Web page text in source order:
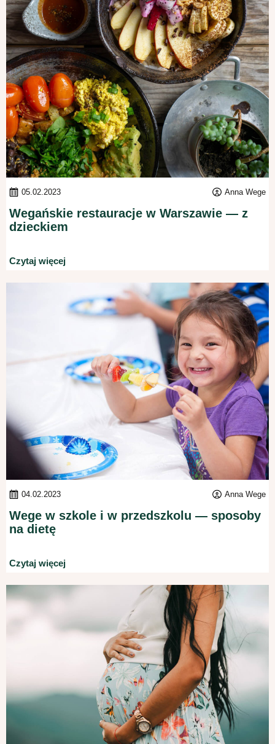
05.02.2023 Anna Wege
Wegańskie restauracje w Warszawie — z
dzieckiem
Czytaj więcej
04.02.2023 Anna Wege
Wege w szkole i w przedszkolu — sposoby
na dietę
Czytaj więcej